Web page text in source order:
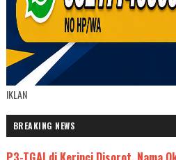
IKLAN
BREAKING NEWS